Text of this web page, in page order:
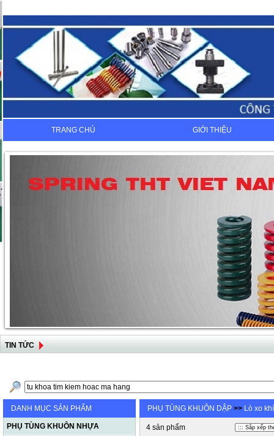
TRANG CHỦ GIỚI THIỆU
TIN TỨC
DANH MỤC SẢN PHẨM
PHỤ TÙNG KHUÔN NHỰA
PHỤ TÙNG KHUÔN DẬP >> Lò xo
4 sản phẩm